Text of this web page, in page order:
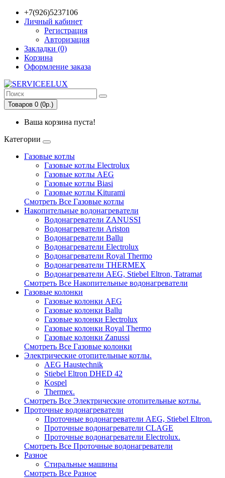
+7(926)5237106
Личный кабинет
Регистрация
Авторизация
Закладки (0)
Корзина
Оформление заказа
Товаров 0 (0р.)
Ваша корзина пуста!
Категории
Газовые котлы
Газовые котлы Electrolux
Газовые котлы AEG
Газовые котлы Biasi
Газовые котлы Kiturami
Смотреть Все Газовые котлы
Накопительные водонагреватели
Водонагреватели ZANUSSI
Водонагреватели Ariston
Водонагреватели Ballu
Водонагреватели Electrolux
Водонагреватели Royal Thermo
Водонагреватели THERMEX
Водонагреватели AEG, Stiebel Eltron, Tatramat
Смотреть Все Накопительные водонагреватели
Газовые колонки
Газовые колонки AEG
Газовые колонки Ballu
Газовые колонки Electrolux
Газовые колонки Royal Thermo
Газовые колонки Zanussi
Смотреть Все Газовые колонки
Электрические отопительные котлы.
AEG Haustechnik
Stiebel Eltron DHED 42
Kospel
Thermex.
Смотреть Все Электрические отопительные котлы.
Проточные водонагреватели
Проточные водонагреватели AEG, Stiebel Eltron.
Проточные водонагреватели CLAGE
Проточные водонагреватели Electrolux.
Смотреть Все Проточные водонагреватели
Разное
Стиральные машины
Смотреть Все Разное